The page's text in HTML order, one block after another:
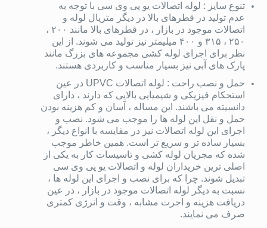
تنوع سایز : لوله اتصالات یو پی وی سی با توجه به
عدم تولید در قطرهای بالا در دیگر متریال لوله و
اتصالات موجود در بازار ، در قطرهای بالا مانند ۲۰۰ ،
۲۵۰ ، ۳۱۵ و ۴۰۰ میلیمتر نیز تولید می شوند. از این
نظر برای اجرای لوله کشی مجموعه های بزرگ مانند
پارک های آبی نیز بسیار مناسب و کاربردی هستند.
حمل و نصب راحت : لوله اتصالات UPVC در عین
استحکام فیزیکی و شیمیایی بالایی که دارند ، دارای
دانسیته می باشند. این مساله ، آسان و کم هزینه بودن
حمل و نقل این لوله ها را موجب می شود. نصب و
اجرای این لوله اتصالات نیز در مقایسه با انواع دیگر ،
بسیار ساده تر و سریع تر است. همین خاطر موجب
شده که مجریان لوله کشی و تاسیسات کار به یکی از
اصلی ترین خریداران لوله و اتصالات یو پی وی سی
تبدیل شوند. چرا که برای نصب و اجرای این لوله ها ،
نسبت به دیگر لوله اتصالات موجود در بازار ، در عین
دریافت هزینه و اجرت مشابه ، وقت و انرژی کمتری
صرف می نمایند.